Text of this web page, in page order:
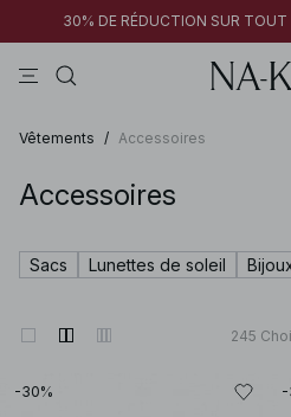
30% DE RÉDUCTION SUR
Vêtements / Accessoires
Accessoires
Sacs Lunettes de soleil
245
-30% -